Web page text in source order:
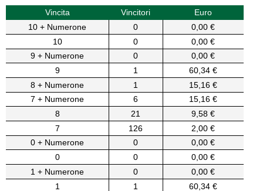
Vincita Vincitori
Euro
10 + Numerone
0
0,00 €
10
0
0,00 €
9 + Numerone
0
0,00 €
9
1
60,34 €
8 + Numerone
1
15,16 €
7 + Numerone
6
15,16 €
8
21
9,58 €
7
126
2,00 €
0 + Numerone
0
0,00 €
0
0
0,00 €
1 + Numerone
0
0,00 €
1
1
60,34 €